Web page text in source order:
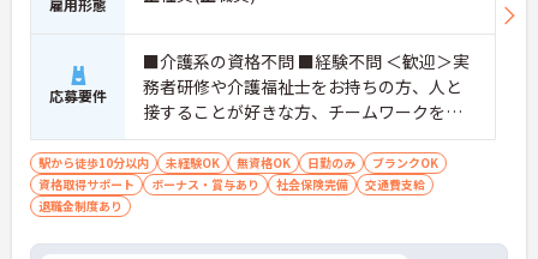
応募要件
■介護系の資格不問 ■経験不問 ＜歓迎＞実
務者研修や介護福祉士をお持ちの方、人と
接することが好きな方、チームワークを重
視する人
駅から徒歩10分以内 未経験OK 無資格OK 日勤のみ
ブランクOK
資格取得サポート
ボーナス・賞与あり 社会保険完備
交通費支給
退職金制度あり